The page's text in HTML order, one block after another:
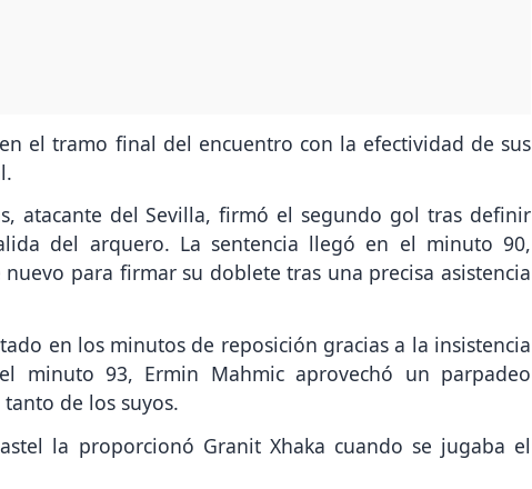
el tramo final del encuentro con la efectividad de sus
atacante del Sevilla, firmó el segundo gol tras definir
del arquero. La sentencia llegó en el minuto 90,
para firmar su doblete tras una precisa asistencia
en los minutos de reposición gracias a la insistencia
minuto 93, Ermin Mahmic aprovechó un parpadeo
de los suyos.
la proporcionó Granit Xhaka cuando se jugaba el